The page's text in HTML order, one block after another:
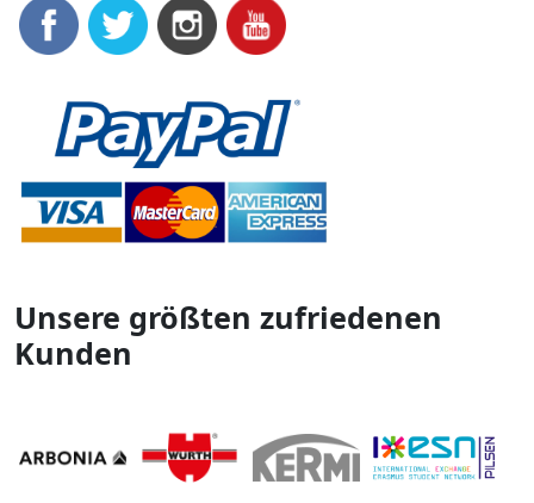
Unsere größten zufriedenen
Kunden